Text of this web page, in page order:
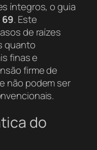
íntegros, o guia
. Este
de raízes
quanto
finas e
firme de
não podem ser
do